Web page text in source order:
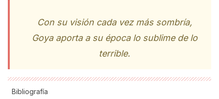
Con su visión cada vez más sombría,
Goya aporta a su época lo sublime de lo
terrible.
Bibliografía